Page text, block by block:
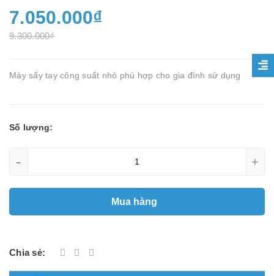
7.050.000₫
9.300.000₫
Máy sấy tay công suất nhỏ phù hợp cho gia đình sử dụng
Số lượng:
- +
Mua hàng
Chia sẻ: